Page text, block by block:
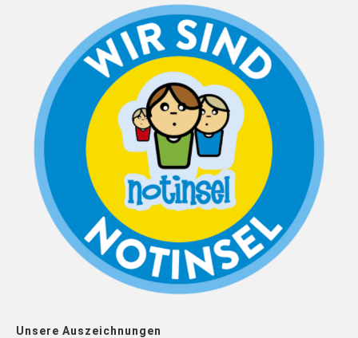
Unsere Auszeichnungen